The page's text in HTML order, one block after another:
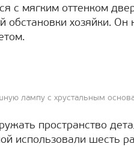
с мягким оттенком
обстановки хозяйки.
лампу с хрустальным
пространство
использовали шесть